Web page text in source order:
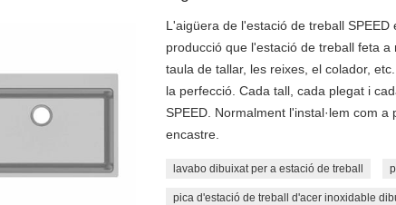
L'aigüera de l'estació de treball
producció que l'estació de treball feta
taula de tallar, les reixes, el colador,
la perfecció. Cada tall, cada plegat i
SPEED. Normalment l'instal·lem com
encastre.
lavabo dibuixat per a estació de treball
pica d'estació de treball d'acer inoxidable